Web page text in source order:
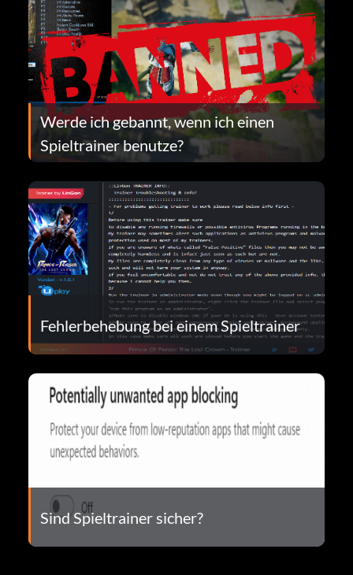
Werde ich gebannt, wenn ich einen
Spieltrainer benutze?
Fehlerbehebung bei einem Spieltrainer
Sind Spieltrainer sicher?